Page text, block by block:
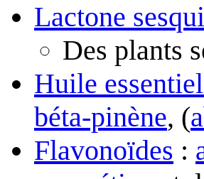
Lactone
Des plants
Huile
béta-pinène, (
Flavonoïdes :